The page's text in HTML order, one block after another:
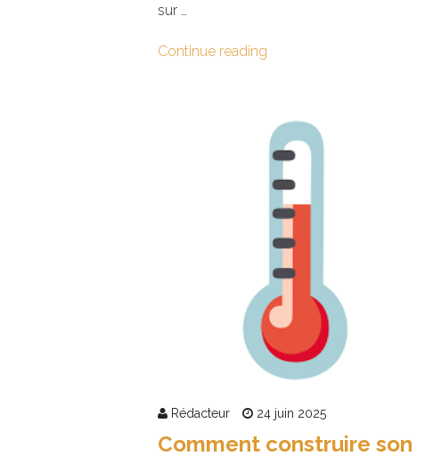
sur …
Continue reading
Rédacteur 24 juin 2025
Comment construire son